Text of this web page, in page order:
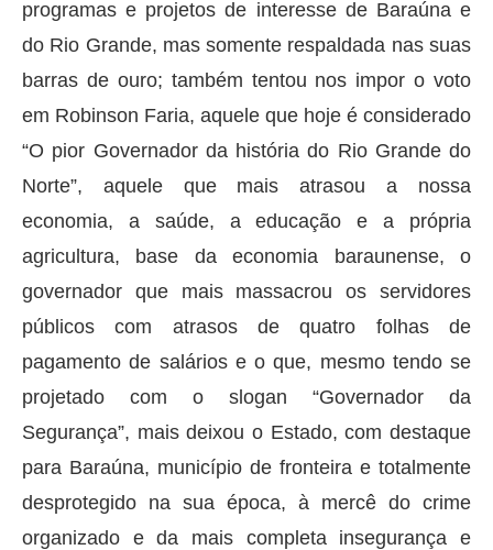
programas e projetos de interesse de Baraúna e
do Rio Grande, mas somente respaldada nas suas
barras de ouro; também tentou nos impor o voto
em Robinson Faria, aquele que hoje é considerado
“O pior Governador da história do Rio Grande do
Norte”, aquele que mais atrasou a nossa
economia, a saúde, a educação e a própria
agricultura, base da economia baraunense, o
governador que mais massacrou os servidores
públicos com atrasos de quatro folhas de
pagamento de salários e o que, mesmo tendo se
projetado com o slogan “Governador da
Segurança”, mais deixou o Estado, com destaque
para Baraúna, município de fronteira e totalmente
desprotegido na sua época, à mercê do crime
organizado e da mais completa insegurança e